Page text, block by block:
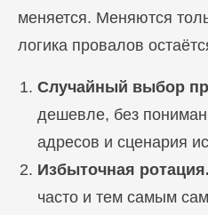
меняется. Меняются
логика провалов
Случайный выбор
дешевле, без
адресов и сценария
Избыточная ротация.
часто и тем самым